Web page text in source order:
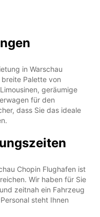
in Warschau
Palette von
geräumige
für den
dass Sie das ideale
Chopin Flughafen ist
Wir haben für Sie
zeitnah ein Fahrzeug
steht Ihnen